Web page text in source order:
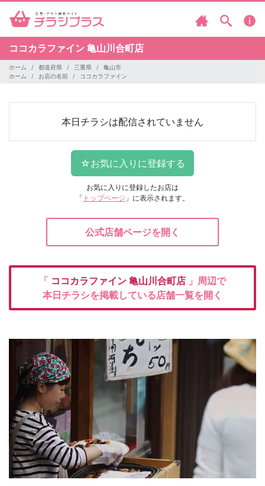
ココカラファイン 亀山川合町店
ホーム 都道府県 三重県
亀山市
ホーム
お店の名前 ココカラファイン
本日チラシは配信されていません
お気に入りに登録したお店は
「 トップページ 」に表示されます。
公式店舗ページを開く
「 ココカラファイン 亀山川合町店 」周辺で
本日チラシを掲載している店舗一覧を開く